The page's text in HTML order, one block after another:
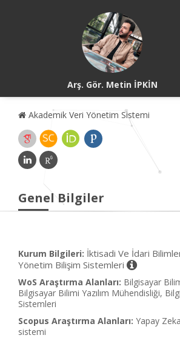
Arş. Gör. Metin İPKİN
Akademik Veri Yönetim Sistemi
Genel Bilgiler
Kurum Bilgileri: İktisadi Ve İdari
Yönetim Bilişim Sistemleri
WoS Araştırma Alanları: Bilgisayar
Bilgisayar Bilimi Yazılım Mühendisliği,
Sistemleri
Scopus Araştırma Alanları: Yapay
sistemi